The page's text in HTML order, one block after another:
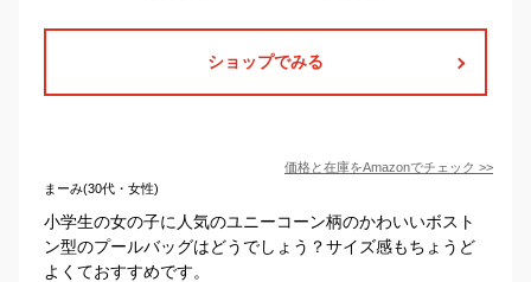
ショップでみる
価格と在庫をAmazonでチェック >>
まーみ(30代・女性)
小学生の女の子に人気のユニーコーン柄のかわいいボスト
ン型のプールバッグはどうでしょう？サイズ感もちょうど
よくておすすめです。